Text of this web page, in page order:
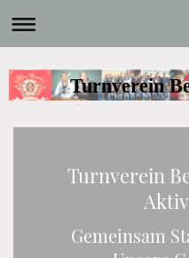
Turnverein
Turnverein
Gemeinsam